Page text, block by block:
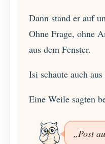
Dann stand er auf
Ohne Frage, ohne
aus dem Fenster.
Isi schaute auch aus
Eine Weile sagten
„Post